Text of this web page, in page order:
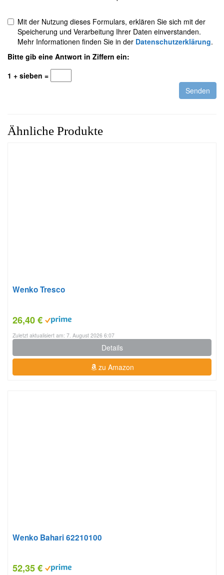
Mit der Nutzung dieses Formulars, erklären Sie sich mit der
Speicherung und Verarbeitung Ihrer Daten einverstanden.
Mehr Informationen finden Sie in der Datenschutzerklärung.
Bitte gib eine Antwort in Ziffern ein:
1 + sieben =
Ähnliche Produkte
Wenko Tresco
26,40 €
Zuletzt aktualisiert am: 7. August 2026 6:07
Details
zu Amazon
Wenko Bahari 62210100
52,35 €